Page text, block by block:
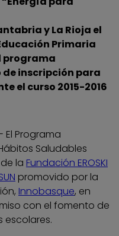
y La Rioja el
Primaria
programa
inscripción para
el curso 2015-2016
El Programa
Saludables
de la Fundación EROSKI
promovido por la
Innobasque, en
con el fomento de
escolares.